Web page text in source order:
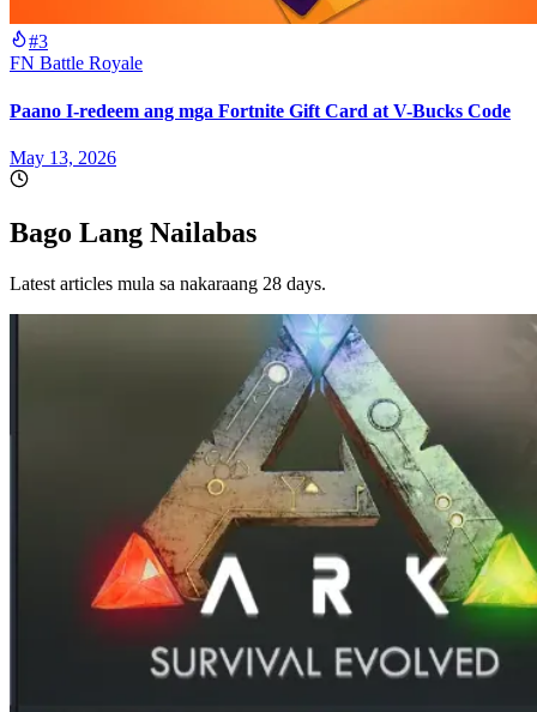
#3
FN Battle Royale
Paano I-redeem ang mga Fortnite Gift Card at V-Bucks Code
May 13, 2026
Bago Lang Nailabas
Latest articles mula sa nakaraang 28 days.